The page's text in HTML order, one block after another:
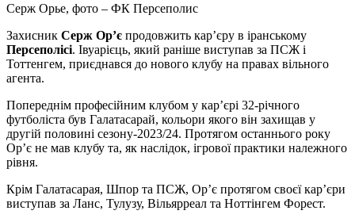
Серж Орье, фото – ФК Персеполис
Захисник Серж Ор’є продовжить кар’єру в іранському
Персеполісі. Івуарієць, який раніше виступав за ПСЖ і
Тоттенгем, приєднався до нового клубу на правах вільного
агента.
Попереднім професійним клубом у кар’єрі 32-річного
футболіста був Галатасарай, кольори якого він захищав у
другій половині сезону-2023/24. Протягом останнього року
Ор’є не мав клубу та, як наслідок, ігрової практики належного
рівня.
Крім Галатасарая, Шпор та ПСЖ, Ор’є протягом своєї кар’єри
виступав за Ланс, Тулузу, Вільярреал та Ноттінгем Форест.